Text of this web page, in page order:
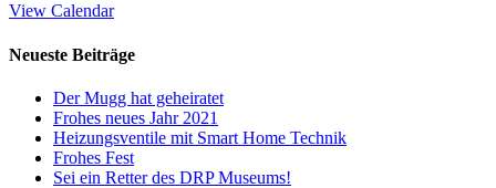
View Calendar
Neueste Beiträge
Der Mugg hat geheiratet
Frohes neues Jahr 2021
Heizungsventile mit Smart Home Technik
Frohes Fest
Sei ein Retter des DRP Museums!